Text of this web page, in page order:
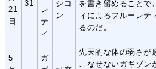
21
日
31
レ
テ
ィ
シコ
ン
を書き留めることで
ィによるフルーレテ
るのだ。
5
ガ
先天的な体の弱さが
こなせないガギゾン